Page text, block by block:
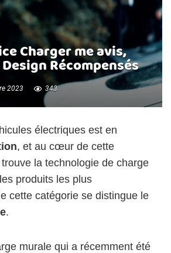
Charger me avis,
Récompensés
2023 343
électriques est en
, et au cœur de cette
la technologie de charge
produits les plus
cette catégorie se distingue le
.
murale qui a récemment été